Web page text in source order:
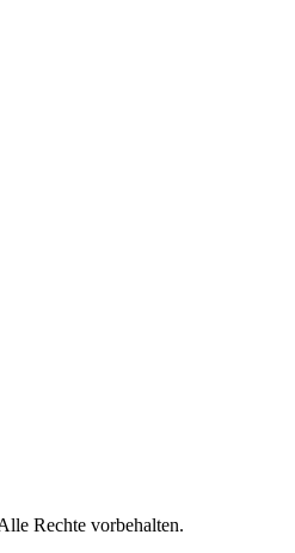
Rechte vorbehalten.